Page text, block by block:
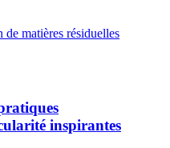
de matières résiduelles
inspirantes